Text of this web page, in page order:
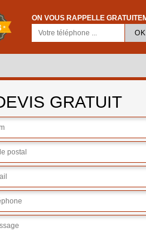
ON VOUS RAPPELLE
GRATUIT